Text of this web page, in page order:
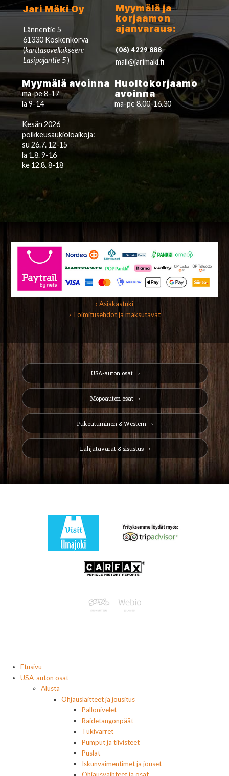
Jari Mäki Oy
Lännentie 5
61330 Koskenkorva
(karttasovellukseen:
Lasipajantie 5)
Myymälä ja
korjaamon
ajanvaraus:
(06) 4229 888
mail@jarimaki.fi
Myymälä avoinna
ma-pe 8-17
la 9-14
Kesän 2026
poikkeusaukioloaikoja:
su 26.7. 12-15
la 1.8. 9-16
ke 12.8. 8-18
Huoltokorjaamo
avoinna
ma-pe 8.00-16.30
› Asiakastuki
› Toimitusehdot ja maksutavat
USA-auton osat
Mopoauton osat
Pukeutuminen & Western
Lahjatavarat & sisustus
Etusivu
USA-auton osat
Alusta
Ohjauslaitteet ja jousitus
Pallonivelet
Raidetangonpäät
Tukivarret
Pumput ja tiivisteet
Puslat
Iskunvaimentimet ja jouset
Ohjausvaihteet ja osat